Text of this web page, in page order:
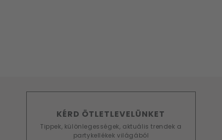
KÉRD ÖTLETLEVELÜNKET
Tippek, különlegességek, aktuális trendek a
partykellékek világából